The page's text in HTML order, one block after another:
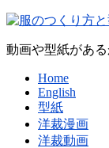
動画や型紙があ
Home
English
型紙
洋裁漫画
洋裁動画